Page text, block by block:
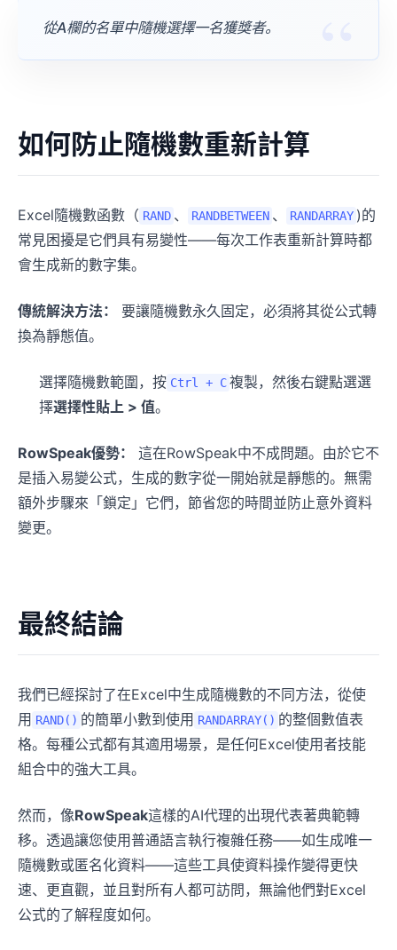
從A欄的名單中隨機選擇一名獲獎者。
如何防止隨機數重新計算
Excel隨機數函數（ RAND 、 RANDBETWEEN 、 RANDARRAY )的
常見困擾是它們具有易變性——每次工作表重新計算時都
會生成新的數字集。
傳統解決方法：
要讓隨機數永久固定，必須將其從公式轉
換為靜態值。
選擇隨機數範圍，按 Ctrl + C 複製，然後右鍵點選選
擇選擇性貼上 > 值。
RowSpeak優勢：
這在RowSpeak中不成問題。由於它不
是插入易變公式，生成的數字從一開始就是靜態的。無需
額外步驟來「鎖定」它們，節省您的時間並防止意外資料
變更。
最終結論
我們已經探討了在Excel中生成隨機數的不同方法，從使
用 RAND() 的簡單小數到使用 RANDARRAY() 的整個數值表
格。每種公式都有其適用場景，是任何Excel使用者技能
組合中的強大工具。
然而，像RowSpeak這樣的AI代理的出現代表著典範轉
移。透過讓您使用普通語言執行複雜任務——如生成唯一
隨機數或匿名化資料——這些工具使資料操作變得更快
速、更直觀，並且對所有人都可訪問，無論他們對Excel
公式的了解程度如何。